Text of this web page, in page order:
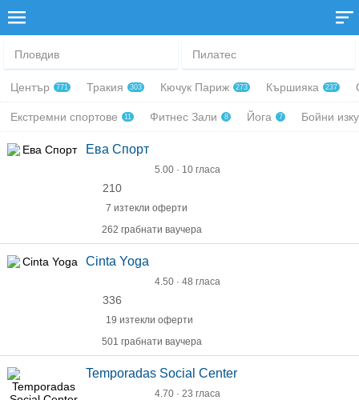
Пловдив Пилатес
Център 771 Тракия 303 Кючук Париж 273 Кършияка 237
Екстремни спортове 11 Фитнес Зали 8 Йога 7 Бойни
Ева Спорт
5.00 · 10 гласа
210
7 изтекли оферти
262 грабнати ваучера
Cinta Yoga
4.50 · 48 гласа
336
19 изтекли оферти
501 грабнати ваучера
Temporadas Social Center
4.70 · 23 гласа